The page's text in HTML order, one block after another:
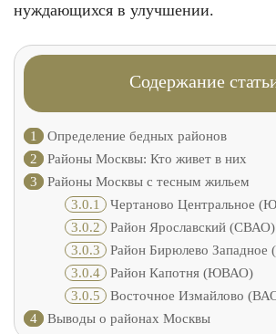
нуждающихся в улучшении.
Содержание
1
Определение бедных районов
2
Районы Москвы: Кто живет в них
3
Районы Москвы с тесным жильем
3.0.1
Чертаново Центральное
3.0.2
Район Ярославский (СВАО)
3.0.3
Район Бирюлево
3.0.4
Район Капотня (ЮВАО)
3.0.5
Восточное Измайлово
4
Выводы о районах Москвы